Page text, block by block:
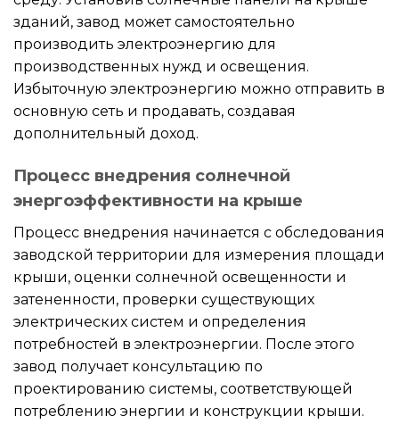
зданий, завод может самостоятельно
производить электроэнергию для
производственных нужд и освещения.
Избыточную электроэнергию можно отправить в
основную сеть и продавать, создавая
дополнительный доход.
Процесс внедрения солнечной
энергоэффективности на крыше
Процесс внедрения начинается с обследования
заводской территории для измерения площади
крыши, оценки солнечной освещенности и
затененности, проверки существующих
электрических систем и определения
потребностей в электроэнергии. После этого
завод получает консультацию по
проектированию системы, соответствующей
потреблению энергии и конструкции крыши.